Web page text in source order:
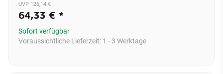
UVP 126,14 €
64,33 € *
Sofort verfügbar
Voraussichtliche Lieferzeit: 1 - 3 Werktage